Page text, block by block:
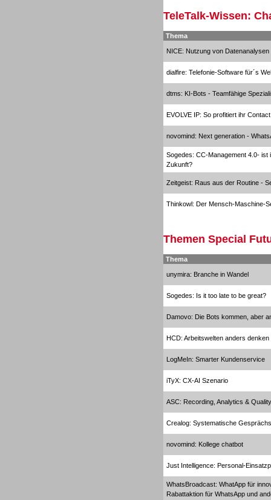
TeleTalk-Wissen:
Thema
NICE: Nutzung von
dialfire: Telefonie-Software für´s
dtms: KI-Bots - Teamfähige
EVOLVE IP: So profitiert ihr
novomind: Next generation -
Sogedes: CC-Management 4.0- ist
Zukunft?
Zeitgeist: Raus aus der Routine -
Thinkowl: Der Mensch-Maschine-
Themen Special
Thema
unymira: Branche in Wandel
Sogedes: Is it too late to be great?
Damovo: Die Bots kommen, aber
HCD: Arbeitswelten anders denken
LogMeIn: Smarter Kundenservice
iTyX: CX-AI Szenario
ASC: Recording, Analytics &
Crealog: Systematische
novomind: Kollege chatbot
Just Intelligence: Personal-
WhatsBroadcast: WhatApp für
Rabattaktion für WhatsApp und